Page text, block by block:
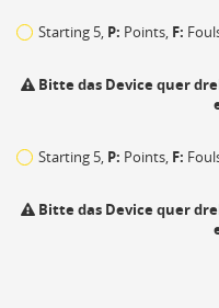
Starting 5, P: Points, F:
Bitte das Device quer
Starting 5, P: Points, F:
Bitte das Device quer